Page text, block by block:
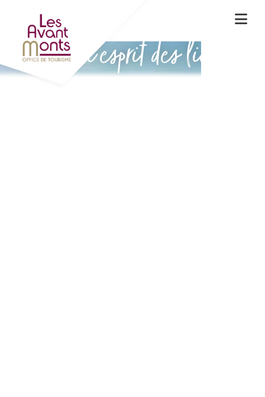
Vivez l'esprit des lieux